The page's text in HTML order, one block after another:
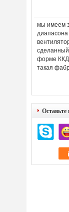
мы имеем
диапасона
сделанный
форме
такая
Оставьте